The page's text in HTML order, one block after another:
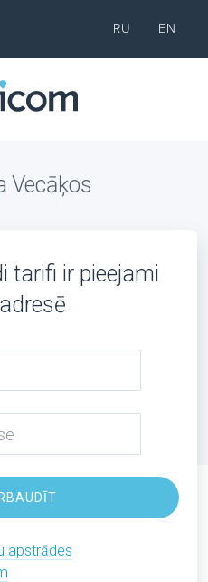
RU EN
Vecāķos
tarifi ir pieejami
apstrādes